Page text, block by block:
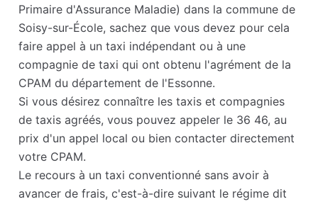
Primaire d'Assurance Maladie) dans la commune de
Soisy-sur-École, sachez que vous devez pour cela
faire appel à un taxi indépendant ou à une
compagnie de taxi qui ont obtenu l'agrément de la
CPAM du département de l'Essonne.
Si vous désirez connaître les taxis et compagnies
de taxis agréés, vous pouvez appeler le 36 46, au
prix d'un appel local ou bien contacter directement
votre CPAM.
Le recours à un taxi conventionné sans avoir à
avancer de frais, c'est-à-dire suivant le régime dit